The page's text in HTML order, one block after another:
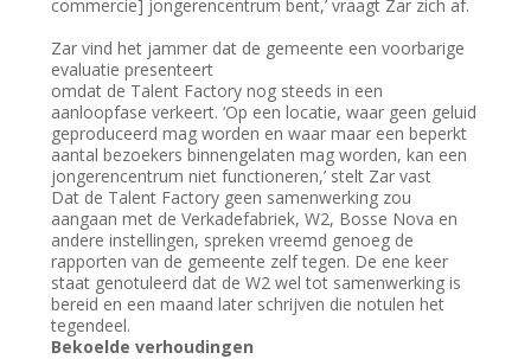
commercie] jongerencentrum bent,’ vraagt Zar zich af.
Zar vind het jammer dat de gemeente een voorbarige
evaluatie presenteert
omdat de Talent Factory nog steeds in een
aanloopfase verkeert. ‘Op een locatie, waar geen geluid
geproduceerd mag worden en waar maar een beperkt
aantal bezoekers binnengelaten mag worden, kan een
jongerencentrum niet functioneren,’ stelt Zar vast
Dat de Talent Factory geen samenwerking zou
aangaan met de Verkadefabriek, W2, Bosse Nova en
andere instellingen, spreken vreemd genoeg de
rapporten van de gemeente zelf tegen. De ene keer
staat genotuleerd dat de W2 wel tot samenwerking is
bereid en een maand later schrijven die notulen het
tegendeel.
Bekoelde verhoudingen